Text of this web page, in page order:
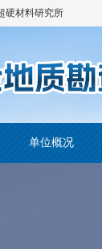
硬材料研究所
单位概况